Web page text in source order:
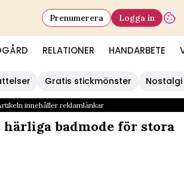
RELATIONER HANDARBETE
Prenumerera Logga in
Gratis stickmönster Nostalgi
innehåller reklamlänkar
härliga badmode för stora